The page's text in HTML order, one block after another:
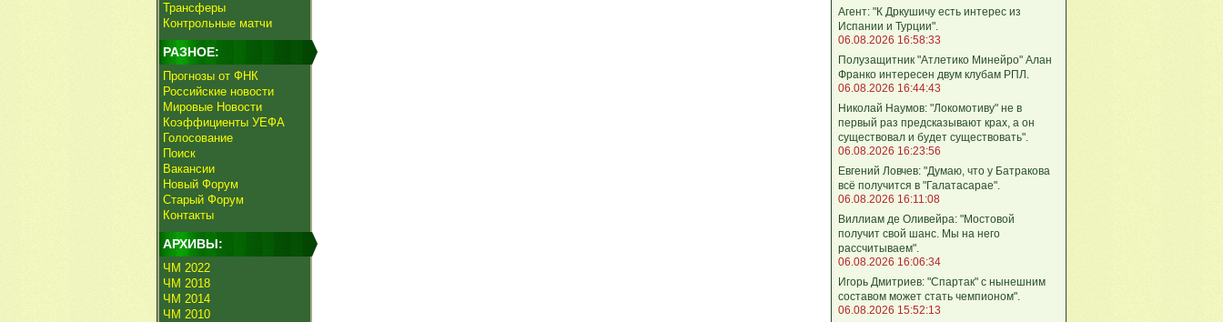
Трансферы
Контрольные матчи
РАЗНОЕ:
Прогнозы от ФНК
Российские новости
Мировые Новости
Коэффициенты УЕФА
Голосование
Поиск
Вакансии
Новый Форум
Старый Форум
Контакты
АРХИВЫ:
ЧМ 2022
ЧМ 2018
ЧМ 2014
ЧМ 2010
Агент: "К Дркушичу есть интерес из
Испании и Турции".
06.08.2026 16:58:33
Полузащитник "Атлетико Минейро" Алан
Франко интересен двум клубам РПЛ.
06.08.2026 16:44:43
Николай Наумов: "Локомотиву" не в
первый раз предсказывают крах, а он
существовал и будет существовать".
06.08.2026 16:23:56
Евгений Ловчев: "Думаю, что у Батракова
всё получится в "Галатасарае".
06.08.2026 16:11:08
Виллиам де Оливейра: "Мостовой
получит свой шанс. Мы на него
рассчитываем".
06.08.2026 16:06:34
Игорь Дмитриев: "Спартак" с нынешним
составом может стать чемпионом".
06.08.2026 15:52:13